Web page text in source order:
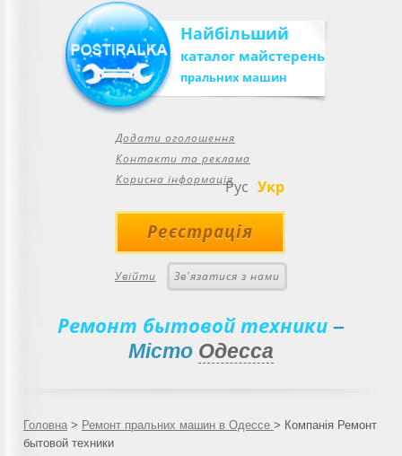
Найбільший
каталог майстерень
пральних машин
Додати оголошення
Контакти та реклама
Корисна інформаціяРус Укр
Реєстрація
Увійти Зв'язатися з нами
Ремонт бытовой техники –
Місто Одесса
Головна > Ремонт пральних машин в Одессе > Компанія Ремонт
бытовой техники